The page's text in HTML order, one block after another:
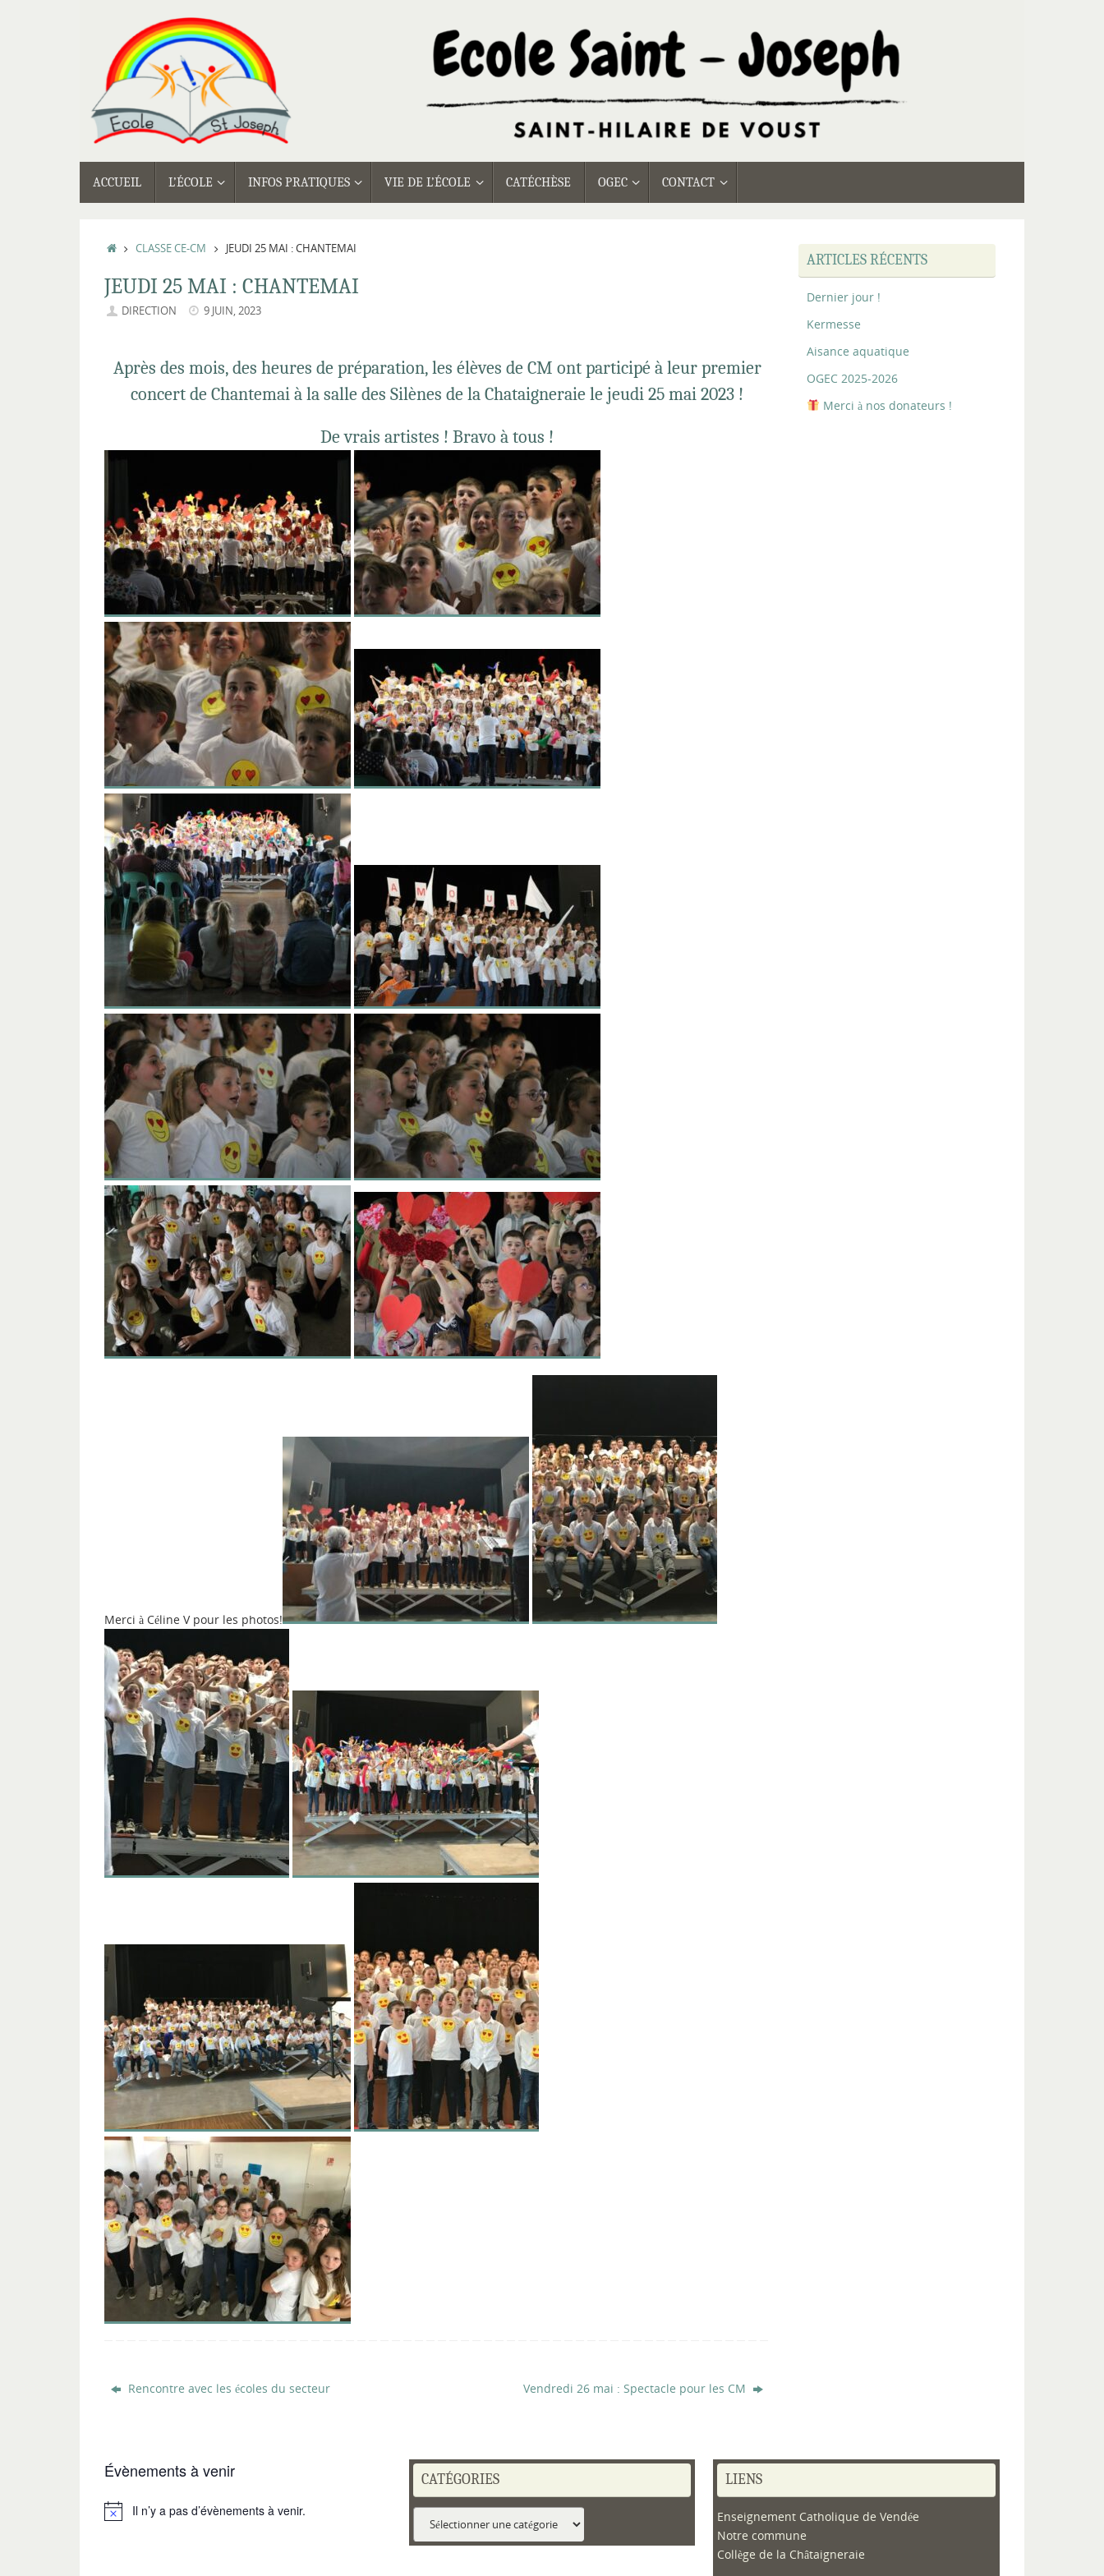
AU
CONTENU
ACCUEIL L’ÉCOLE INFOS PRATIQUES VIE DE L’ÉCOLE CATÉCHÈSE OGEC CONTACT
ACCUEIL
CLASSE CE-CM JEUDI 25 MAI : CHANTEMAI
JEUDI 25 MAI : CHANTEMAI
DIRECTION 9 JUIN, 2023
Après des mois, des heures de préparation, les élèves de CM ont participé à leur premier
concert de Chantemai à la salle des Silènes de la Chataigneraie le jeudi 25 mai 2023 !
De vrais artistes ! Bravo à tous !
Merci à Céline V pour les photos!
Rencontre avec les écoles du secteur Vendredi 26 mai : Spectacle pour les CM
ARTICLES RÉCENTS
Dernier jour !
Kermesse
Aisance aquatique
OGEC 2025-2026
Merci à nos donateurs !
Évènements à venir
NoticeIl n’y a pas d’évènements à venir.
CATÉGORIES LIENS
Enseignement Catholique de Vendée
Notre commune
Collège de la Châtaigneraie